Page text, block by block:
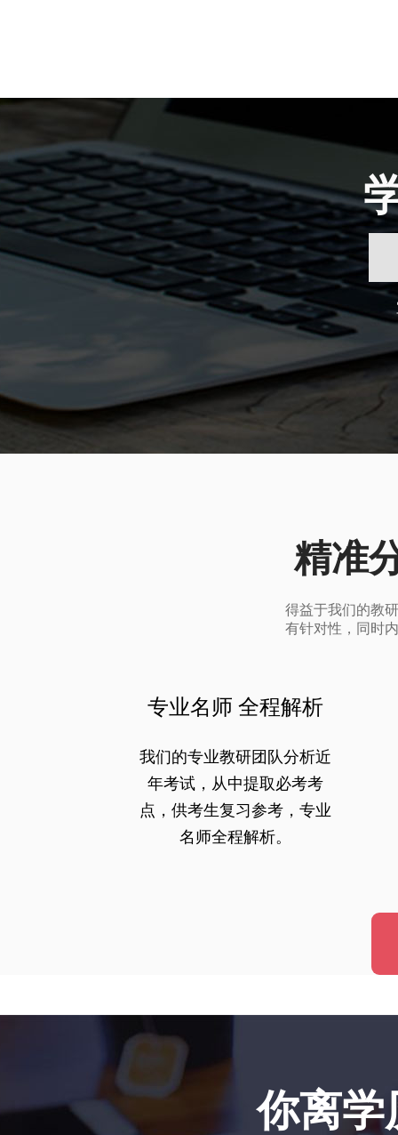
精准
得益于我们的教
有针对性，同时
专业名师 全程解析
我们的专业教研团队分析近
年考试，从中提取必考考
点，供考生复习参考，专业
名师全程解析。
你离